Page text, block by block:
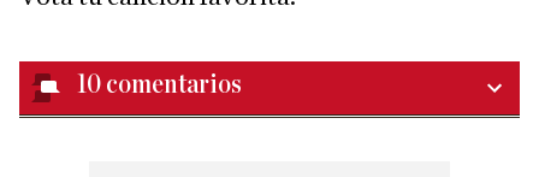
10 comentarios